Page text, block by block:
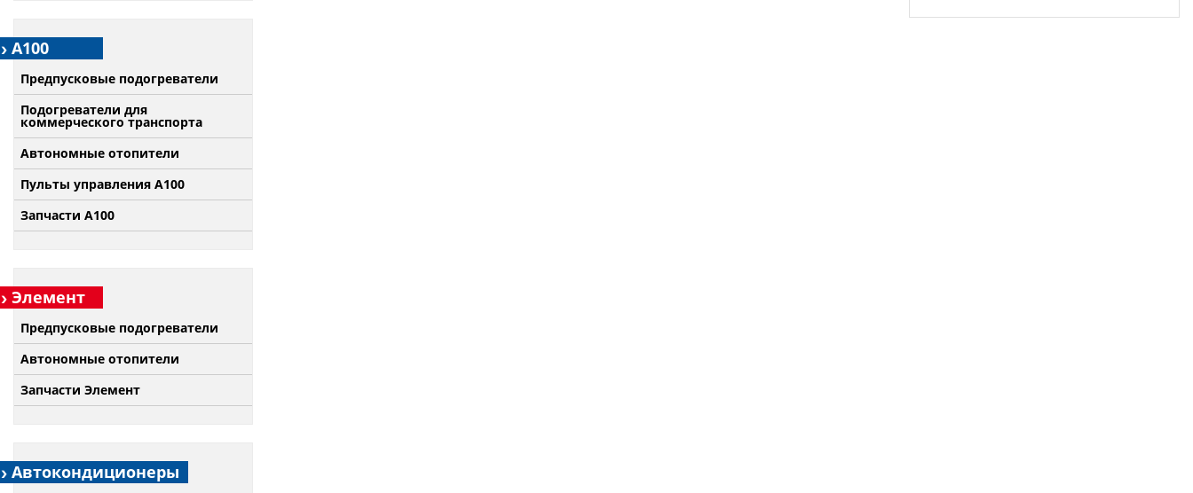
А100
Предпусковые подогреватели
Подогреватели для
коммерческого транспорта
Автономные отопители
Пульты управления A100
Запчасти А100
Элемент
Предпусковые подогреватели
Автономные отопители
Запчасти Элемент
Автокондиционеры